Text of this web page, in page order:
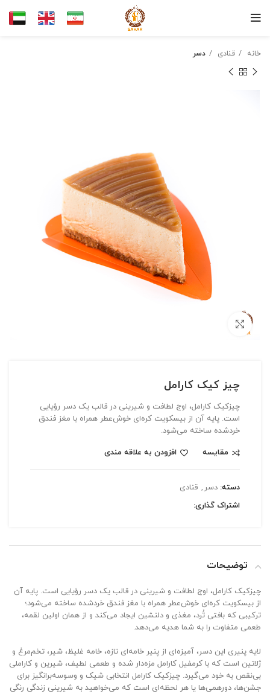
خانه قنادی دسر
چیز کیک کارامل
چیزکیک کارامل، اوج لطافت و شیرینی در قالب یک دسر رؤیایی
است. پایه آن از بیسکویت کره‌ای خوش‌عطر همراه با مغز فندق
خردشده ساخته می‌شود.
مقایسه
افزودن به علاقه مندی
دسته: دسر , قنادی
اشتراک گذاری:
توضیحات
چیزکیک کارامل، اوج لطافت و شیرینی در قالب یک دسر رؤیایی است. پایه آن
از بیسکویت کره‌ای خوش‌عطر همراه با مغز فندق خردشده ساخته می‌شود؛
ترکیبی که بافتی تُرد، مغذی و دلنشین ایجاد می‌کند و از همان اولین لقمه،
طعمی متفاوت را به شما هدیه می‌دهد.
لایه پنیری این دسر، آمیزه‌ای از پنیر خامه‌ای تازه، خامه غلیظ، شیر، تخم‌مرغ و
ژلاتین است که با کرمفیل کارامل مزه‌دار شده و طعمی لطیف، شیرین و کاراملی
بی‌نقص به خود می‌گیرد. چیزکیک کارامل انتخابی شیک و وسوسه‌برانگیز برای
جشن‌ها، دورهمی‌ها یا هر لحظه‌ای است که می‌خواهید به شیرینی زندگی رنگی